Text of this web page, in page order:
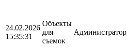
24.02.2026
15:35:31
Объекты
для
съемок
Администратор